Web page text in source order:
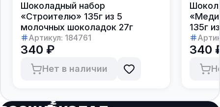
Шоколадный набор
«Строителю» 135г из 5
молочных шоколадок 27г
Артикул: 184761
340 ₽
Нет в наличии
135г
27г
340